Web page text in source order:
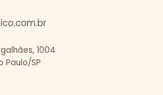
1004
Paulo/SP